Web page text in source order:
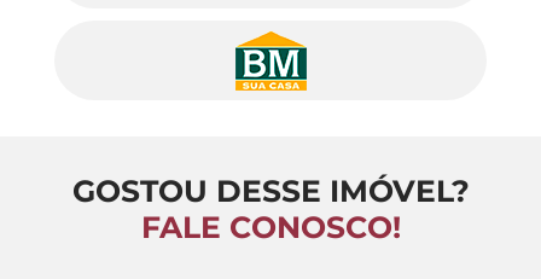
GOSTOU DESSE IMÓVEL?
FALE CONOSCO!